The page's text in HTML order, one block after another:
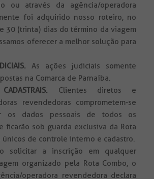
ou através da agência/operadora
foi adquirido nosso roteiro, no
30 (trinta) dias do término da viagem
oferecer a melhor solução para
As ações judiciais somente
na Comarca de Parnaíba.
Clientes diretos e
revendedoras comprometem-se
os dados pessoais de todos os
ficarão sob guarda exclusiva da Rota
únicos de controle interno e cadastro.
solicitar a inscrição em qualquer
organizado pela Rota Combo, o
operadora revendedora declara